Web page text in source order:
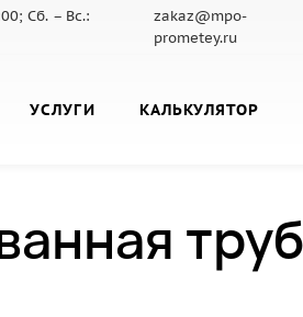
Сб. – Вс.:
zakaz@mpo-
prometey.ru
УСЛУГИ КАЛЬКУЛЯТОР